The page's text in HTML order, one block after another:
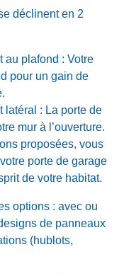
déclinent en 2
au plafond : Votre
pour un gain de
latéral : La porte de
mur à l’ouverture.
proposées, vous
porte de garage
de votre habitat.
options : avec ou
de panneaux
(hublots,